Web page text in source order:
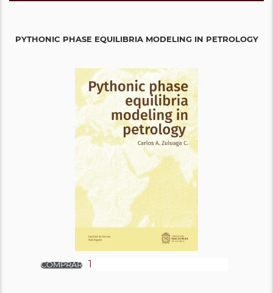
PYTHONIC PHASE EQUILIBRIA MODELING IN PETROLOGY